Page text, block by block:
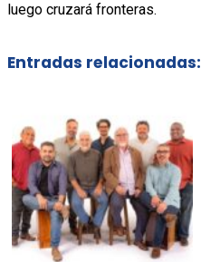
luego cruzará fronteras.
Entradas relacionadas: